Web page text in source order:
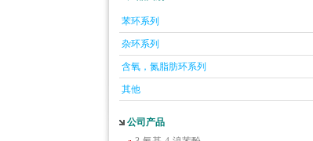
苯环系列
杂环系列
含氧，氮脂肪环系列
其他
公司产品
5-羟基异喹啉
1-吡啶-2-基-2-丙酮
2-甲基-6-羟基-4-嘧啶甲酸
3-氟-2-硝基苯甲酸
2-羟甲基-4-氨基吡啶
2-(羟甲基)丙烯酸乙酯(含稳定剂HQ);2-羟
甲基丙烯酸乙酯
3-氨基-4-溴苯酚